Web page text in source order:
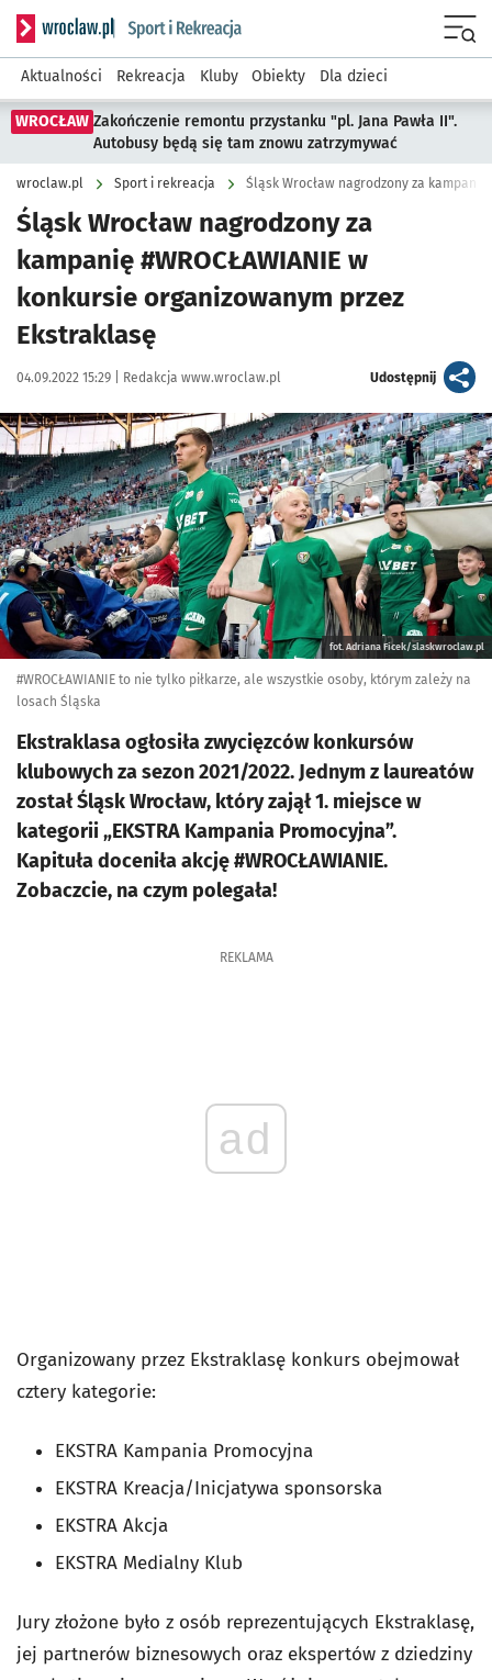
Serwis informacyjny wroclaw.pl podserwis: Sport i rekreacja
Aktualności Rekreacja Kluby Obiekty Dla dzieci
WROCŁAW Zakończenie remontu przystanku "pl. Jana Pawła II".
Autobusy będą się tam znowu zatrzymywać
wroclaw.pl Sport i rekreacja
Śląsk Wrocław nagrodzony za
kampanię #WROCŁAWIANIE w
konkursie organizowanym przez
Ekstraklasę
Data publikacji:
04.09.2022 15:29 | Autor:
Redakcja www.wroclaw.pl Udostępnijartykuł
Kliknij, aby powiększyć
fot. Adriana Ficek/slaskwroclaw.pl
#WROCŁAWIANIE to nie tylko piłkarze, ale wszystkie osoby, którym zależy na
losach Śląska
Ekstraklasa ogłosiła zwycięzców konkursów
klubowych za sezon 2021/2022. Jednym z laureatów
został Śląsk Wrocław, który zajął 1. miejsce w
kategorii „EKSTRA Kampania Promocyjna”.
Kapituła doceniła akcję #WROCŁAWIANIE.
Zobaczcie, na czym polegała!
REKLAMA
ad
Organizowany przez Ekstraklasę konkurs obejmował
cztery kategorie:
EKSTRA Kampania Promocyjna
EKSTRA Kreacja/Inicjatywa sponsorska
EKSTRA Akcja
EKSTRA Medialny Klub
Jury złożone było z osób reprezentujących Ekstraklasę,
jej partnerów biznesowych oraz ekspertów z dziedziny